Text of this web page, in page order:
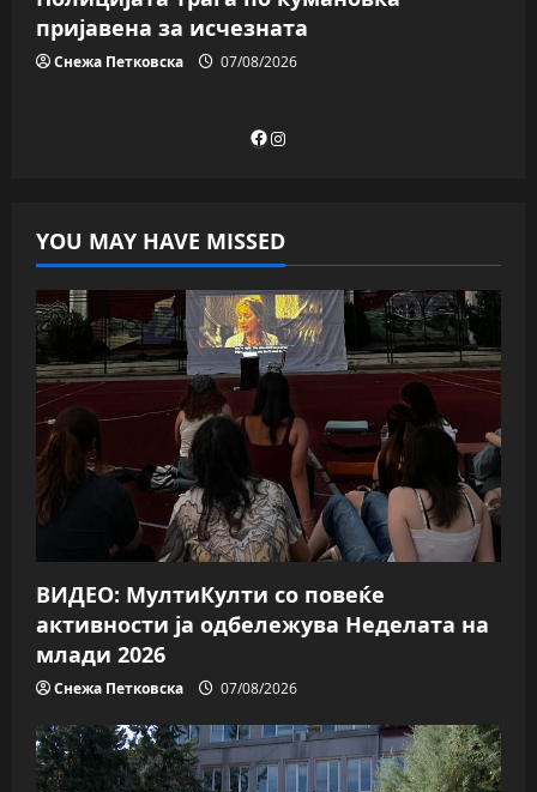
пријавена за исчезната
Снежа Петковска 07/08/2026
Facebook
Instagram
YOU MAY HAVE MISSED
ВИДЕО: МултиКулти со повеќе
активности ја одбележува Неделата на
млади 2026
Снежа Петковска 07/08/2026